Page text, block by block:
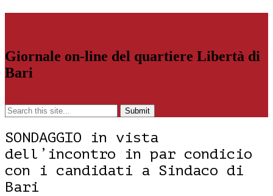
Giornale on-line del quartiere Libertà di
Bari
SONDAGGIO in vista
dell’incontro in par condicio
con i candidati a Sindaco di
Bari